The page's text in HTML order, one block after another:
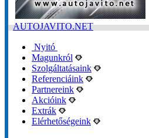
AUTOJAVITO.NET
Nyitó
Magunkról
Szolgáltatásaink
Referenciáink
Partnereink
Akcióink
Extrák
Elérhetőségeink